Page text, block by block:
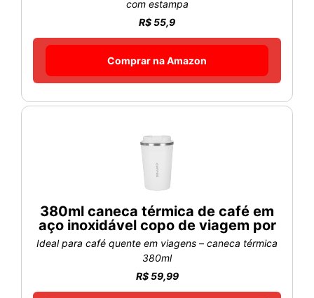
com estampa
R$ 55,9
Comprar na Amazon
380ml caneca térmica de café em
aço inoxidável copo de viagem por
Ideal para café quente em viagens – caneca térmica
380ml
R$ 59,99